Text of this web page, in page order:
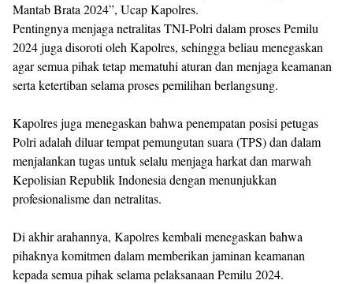
Mantab Brata 2024”, Ucap Kapolres.
Pentingnya menjaga netralitas TNI-Polri dalam proses Pemilu
2024 juga disoroti oleh Kapolres, sehingga beliau menegaskan
agar semua pihak tetap mematuhi aturan dan menjaga keamanan
serta ketertiban selama proses pemilihan berlangsung.
Kapolres juga menegaskan bahwa penempatan posisi petugas
Polri adalah diluar tempat pemungutan suara (TPS) dan dalam
menjalankan tugas untuk selalu menjaga harkat dan marwah
Kepolisian Republik Indonesia dengan menunjukkan
profesionalisme dan netralitas.
Di akhir arahannya, Kapolres kembali menegaskan bahwa
pihaknya komitmen dalam memberikan jaminan keamanan
kepada semua pihak selama pelaksanaan Pemilu 2024.